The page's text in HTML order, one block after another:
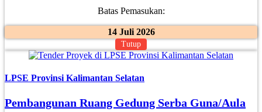
Batas Pemasukan:
14 Juli 2026
Tutup
LPSE Provinsi Kalimantan Selatan
Pembangunan Ruang Gedung Serba Guna/Aula